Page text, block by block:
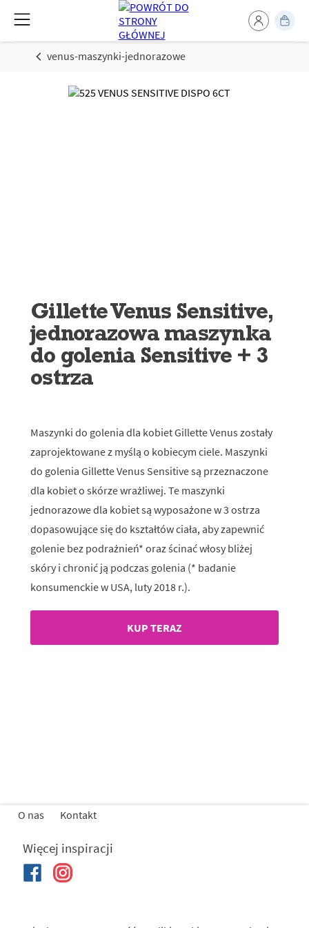
venus-maszynki-jednorazowe
Gillette Venus Sensitive,
jednorazowa maszynka
do golenia Sensitive + 3
ostrza
Maszynki do golenia dla kobiet Gillette Venus zostały
zaprojektowane z myślą o kobiecym ciele. Maszynki
do golenia Gillette Venus Sensitive są przeznaczone
dla kobiet o skórze wrażliwej. Te maszynki
jednorazowe dla kobiet są wyposażone w 3 ostrza
dopasowujące się do kształtów ciała, aby zapewnić
golenie bez podrażnień* oraz ścinać włosy bliżej
skóry i chronić ją podczas golenia (* badanie
konsumenckie w USA, luty 2018 r.).
KUP TERAZ
O nas Kontakt
Więcej inspiracji